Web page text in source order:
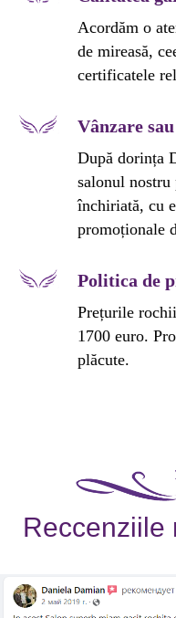
Acordăm o
de mireasă,
certificatele
Vânzare
După dorința
salonul nostru
închiriată, cu
promoționale
Politica de
Prețurile
1700 euro.
plăcute.
Reccenziile